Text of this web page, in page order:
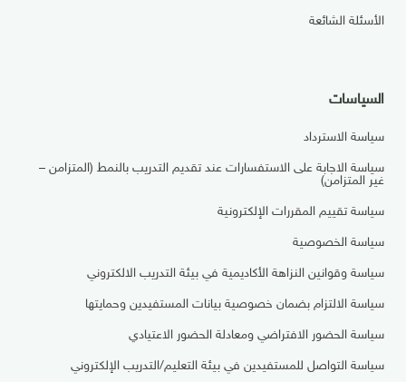
الأسئلة الشائعة
السياسات
سياسة الاسترداد
سياسة الاجابة على الاستفسارات عند تقديم التدريب بالنمط (المتزامن –
غير المتزامن)
سياسة تقييم المقررات الإلكترونية
سياسة الخصوصية
سياسة وقوانين النزاهة الأكاديمية في بيئة التدريب الالكتروني
سياسة الالتزام بضمان خصوصية بيانات المستفيدين وحمايتها
سياسة الحضور الافتراضي ومعادلة الحضور الاعتيادي
سياسة التواصل للمستفيدين في بيئة التعليم/التدريب الإلكتروني